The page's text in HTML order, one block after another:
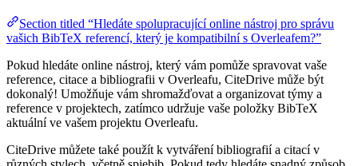
Section titled “Hledáte spolupracující online nástroj pro správu
vašich BibTeX referencí, který je kompatibilní s Overleafem?”
Pokud hledáte online nástroj, který vám pomůže spravovat vaše
reference, citace a bibliografii v Overleafu, CiteDrive může být
dokonalý! Umožňuje vám shromažďovat a organizovat týmy a
reference v projektech, zatímco udržuje vaše položky BibTeX
aktuální ve vašem projektu Overleafu.
CiteDrive můžete také použít k vytváření bibliografií a citací v